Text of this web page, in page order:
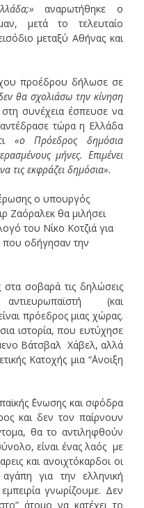
αναρωτήθηκε ο
μετά το τελευταίο
μεταξύ Αθήνας και
προέδρου δήλωσε σε
θα σχολιάσω την κίνηση
στη συνέχεια έσπευσε να
τώρα η Ελλάδα
«ο Πρόεδρος δημόσια
μήνες. Επιμένει
τις εκφράζει δημόσια».
ο υπουργός
Ζαόραλεκ θα μιλήσει
του Νίκο Κοτζιά για
που οδήγησαν την
στα σοβαρά τις δηλώσεις
(και
πρόεδρος μιας χώρας.
ιστορία, που ευτύχησε
Βάτσβαλ Χάβελ, αλλά
Κατοχής μια “΄Ανοιξη
΄Ενωσης και σφόδρα
και δεν τον παίρνουν
θα το αντιληφθούν
είναι ένας λαός με
και ανοιχτόκαρδοι οι
για την ελληνική
γνωρίζουμε. Δεν
άτομο να κατέχει το